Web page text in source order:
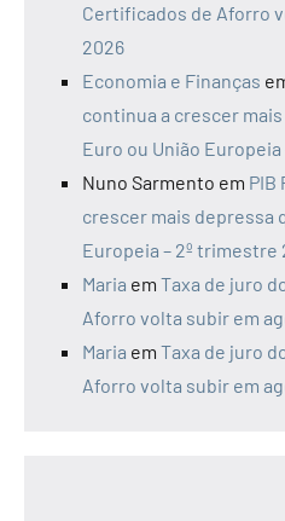
Certificados de Aforro
2026
Economia e Finanças
continua a crescer
Euro ou União
Nuno Sarmento em PIB
crescer mais depressa
Europeia – 2º trimestre
Maria em Taxa de juro
Aforro volta subir em
Maria em Taxa de juro
Aforro volta subir em